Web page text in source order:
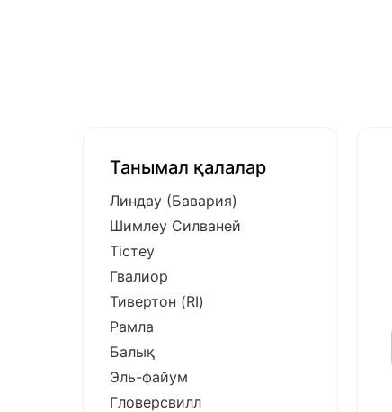
Танымал қалалар
Линдау (Бавария)
Шимлеу Силваней
Тістеу
Гвалиор
Тивертон (RI)
Рамла
Балық
Эль-файум
Гловерсвилл